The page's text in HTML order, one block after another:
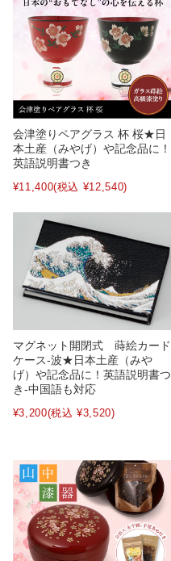
会津塗りペアグラス 杯 桜★日
本土産（みやげ）や記念品に！
英語説明書つき
¥11,400(税込 ¥12,540)
マグネット開閉式 蒔絵カード
ケース‐波★日本土産（みや
げ）や記念品に！英語説明書つ
き-中国語も対応
¥3,200(税込 ¥3,520)